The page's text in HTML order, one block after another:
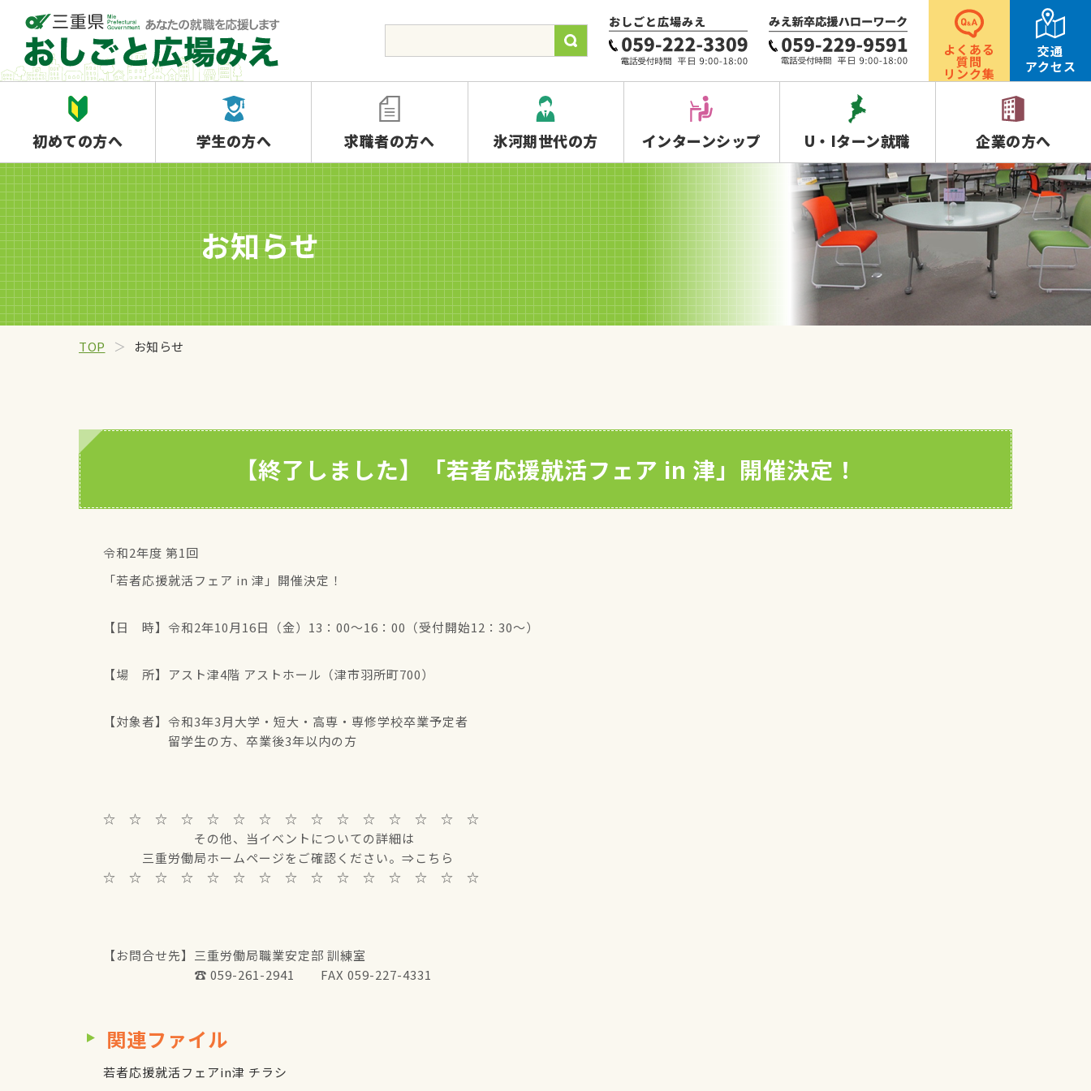
よくある
質問
リンク集
交通
アクセス
初めての方へ 学生の方へ 求職者の方へ 氷河期世代の方 インターンシップ U・Iターン就職 企業の方へ
お知らせ
TOP お知らせ
【終了しました】「若者応援就活フェア in 津」開催決定！
令和2年度 第1回
「若者応援就活フェア in 津」開催決定！
【日 時】令和2年10月16日（金）13：00～16：00（受付開始12：30～）
【場 所】アスト津4階 アストホール（津市羽所町700）
【対象者】令和3年3月大学・短大・高専・専修学校卒業予定者
留学生の方、卒業後3年以内の方
☆ ☆ ☆ ☆ ☆ ☆ ☆ ☆ ☆ ☆ ☆ ☆ ☆ ☆ ☆
その他、当イベントについての詳細は
三重労働局ホームページをご確認ください。⇒こちら
☆ ☆ ☆ ☆ ☆ ☆ ☆ ☆ ☆ ☆ ☆ ☆ ☆ ☆ ☆
【お問合せ先】三重労働局職業安定部 訓練室
☎ 059-261-2941 FAX 059-227-4331
関連ファイル
若者応援就活フェアin津 チラシ